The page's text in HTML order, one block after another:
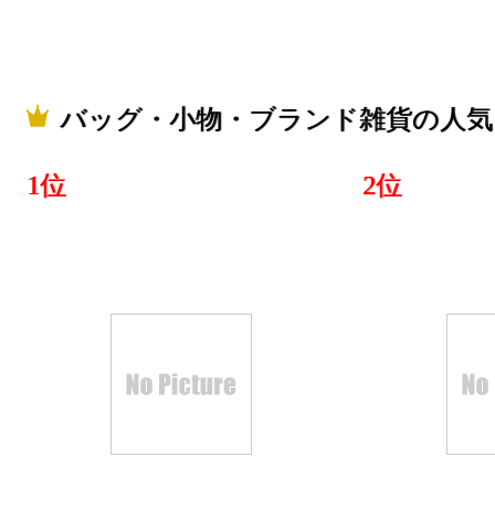
バッグ・小物・ブランド雑貨の人
1位 2位